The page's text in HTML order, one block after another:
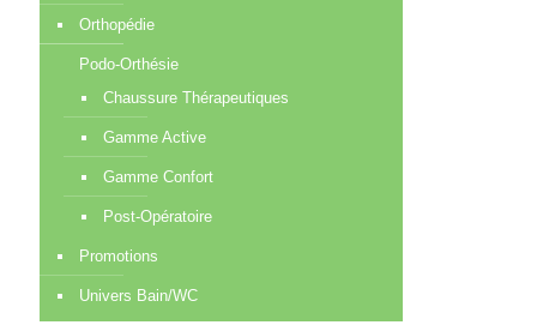
Orthopédie
Podo-Orthésie
Chaussure Thérapeutiques
Gamme Active
Gamme Confort
Post-Opératoire
Promotions
Univers Bain/WC